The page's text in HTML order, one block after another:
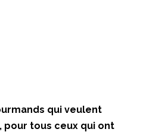
qui veulent
pour tous ceux qui ont